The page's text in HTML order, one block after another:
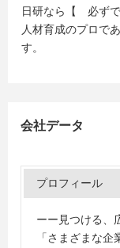
日研なら【 必ずで
人材育成のプロで
す。
会社データ
プロフィール
ーー見つける、
「さまざまな